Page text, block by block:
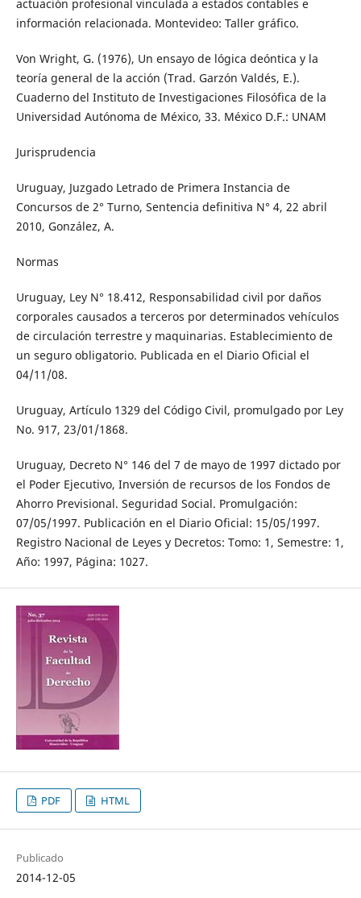
actuación profesional vinculada a estados contables e
información relacionada. Montevideo: Taller gráfico.
Von Wright, G. (1976), Un ensayo de lógica deóntica y la
teoría general de la acción (Trad. Garzón Valdés, E.).
Cuaderno del Instituto de Investigaciones Filosófica de la
Universidad Autónoma de México, 33. México D.F.: UNAM
Jurisprudencia
Uruguay, Juzgado Letrado de Primera Instancia de
Concursos de 2° Turno, Sentencia definitiva N° 4, 22 abril
2010, González, A.
Normas
Uruguay, Ley N° 18.412, Responsabilidad civil por daños
corporales causados a terceros por determinados vehículos
de circulación terrestre y maquinarias. Establecimiento de
un seguro obligatorio. Publicada en el Diario Oficial el
04/11/08.
Uruguay, Artículo 1329 del Código Civil, promulgado por Ley
No. 917, 23/01/1868.
Uruguay, Decreto N° 146 del 7 de mayo de 1997 dictado por
el Poder Ejecutivo, Inversión de recursos de los Fondos de
Ahorro Previsional. Seguridad Social. Promulgación:
07/05/1997. Publicación en el Diario Oficial: 15/05/1997.
Registro Nacional de Leyes y Decretos: Tomo: 1, Semestre: 1,
Año: 1997, Página: 1027.
PDF HTML
Publicado
2014-12-05